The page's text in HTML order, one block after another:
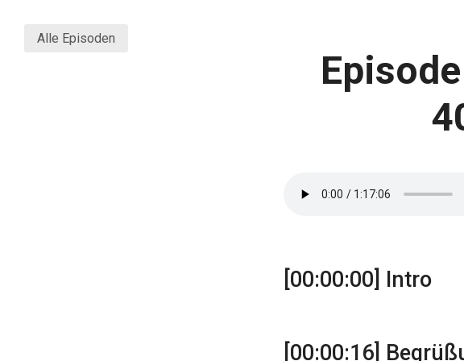
Alle Episoden
[00:00:00] Intro
[00:00:16]